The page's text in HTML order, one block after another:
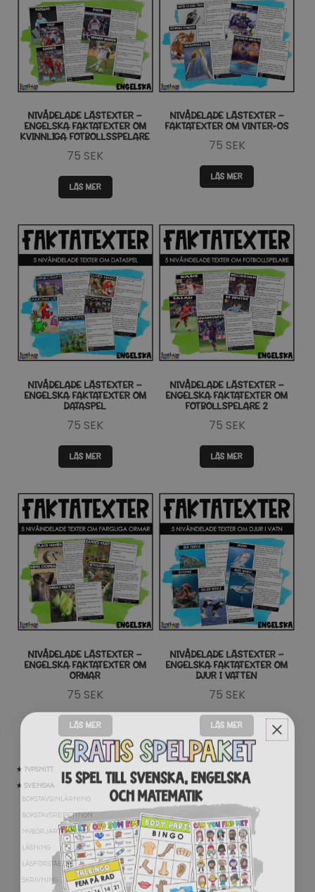
★ TYPSNITT
★ SVENSKA
BOKSTAVSINLÄRNING
BOKSTAVSREPETITION
NYBÖRJARTRÄNING
LÄSNING
LÄSFÖRSTÅELSE
SKRIVNING
NIVÅDELADE LÄSTEXTER –
ENGELSKA FAKTATEXTER OM
KVINNLIGA FOTBOLLSSPELARE
75 SEK
LÄS MER
NIVÅDELADE LÄSTEXTER –
FAKTATEXTER OM VINTER-OS
75 SEK
LÄS MER
NIVÅDELADE LÄSTEXTER –
ENGELSKA FAKTATEXTER OM
DATASPEL
75 SEK
LÄS MER
NIVÅDELADE LÄSTEXTER –
ENGELSKA FAKTATEXTER OM
FOTBOLLSPELARE 2
75 SEK
LÄS MER
NIVÅDELADE LÄSTEXTER –
ENGELSKA FAKTATEXTER OM
ORMAR
75 SEK
LÄS MER
NIVÅDELADE LÄSTEXTER –
ENGELSKA FAKTATEXTER OM
DJUR I VATTEN
75 SEK
LÄS MER